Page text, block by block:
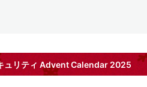
ュリティ Advent Calendar 2025